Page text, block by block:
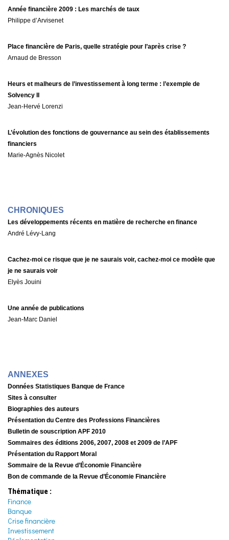
Année financière 2009 : Les marchés de taux
Philippe d’Arvisenet
Place financière de Paris, quelle stratégie pour l’après crise ?
Arnaud de Bresson
Heurs et malheurs de l’investissement à long terme : l’exemple de
Solvency II
Jean-Hervé Lorenzi
L’évolution des fonctions de gouvernance au sein des établissements
financiers
Marie-Agnès Nicolet
CHRONIQUES
Les développements récents en matière de recherche en finance
André Lévy-Lang
Cachez-moi ce risque que je ne saurais voir, cachez-moi ce modèle que
je ne saurais voir
Elyès Jouini
Une année de publications
Jean-Marc Daniel
ANNEXES
Données Statistiques Banque de France
Sites à consulter
Biographies des auteurs
Présentation du Centre des Professions Financières
Bulletin de souscription APF 2010
Sommaires des éditions 2006, 2007, 2008 et 2009 de l’APF
Présentation du Rapport Moral
Sommaire de la Revue d’Économie Financière
Bon de commande de la Revue d’Économie Financière
Thématique :
Finance
Banque
Crise financière
Investissement